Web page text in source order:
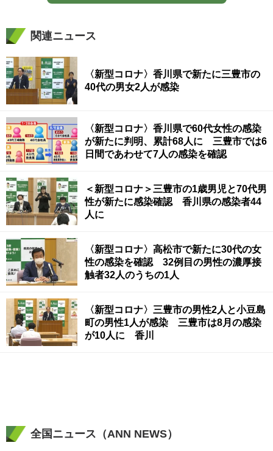
関連ニュース
〈新型コロナ〉香川県で新たに三豊市の
40代の男女2人が感染
〈新型コロナ〉香川県で60代女性の感染
が新たに判明、累計68人に 三豊市では6
日間であわせて7人の感染を確認
＜新型コロナ＞三豊市の1歳男児と70代男
性が新たに感染確認 香川県の感染者44
人に
〈新型コロナ〉高松市で新たに30代の女
性の感染を確認 32例目の男性の濃厚接
触者32人のうちの1人
〈新型コロナ〉三豊市の男性2人と小豆島
町の男性1人が感染 三豊市は8月の感染
が10人に 香川
全国ニュース（ANN NEWS）